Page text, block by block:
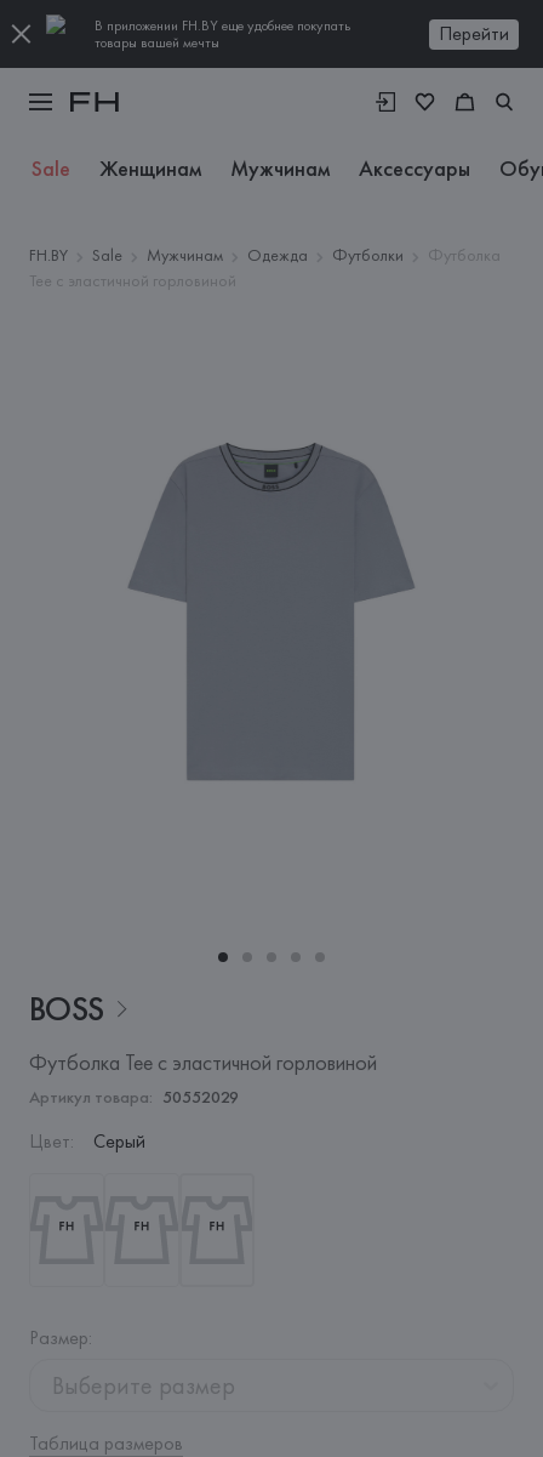
В приложении FH.BY еще удобнее покупать
товары вашей мечты
Перейти
Sale Женщинам Мужчинам Аксессуары
FH.BY Sale Мужчинам Одежда Футболки
Футболка
Tee с эластичной горловиной
BOSS
Футболка Tee с эластичной горловиной
Артикул товара: 50552029
Цвет: Серый
Размер:
Выберите размер
Таблица размеров